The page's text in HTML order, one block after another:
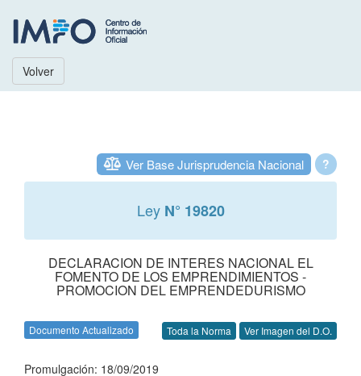
Volver
?
Ver Base Jurisprudencia Nacional
Ley N° 19820
DECLARACION DE INTERES NACIONAL EL
FOMENTO DE LOS EMPRENDIMIENTOS -
PROMOCION DEL EMPRENDEDURISMO
Documento Actualizado Toda la Norma Ver Imagen del D.O.
Promulgación: 18/09/2019